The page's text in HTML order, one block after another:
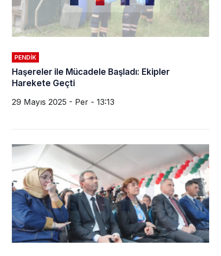
PENDIK
Haşereler ile Mücadele Başladı: Ekipler
Harekete Geçti
29 Mayıs 2025 - Per - 13:13